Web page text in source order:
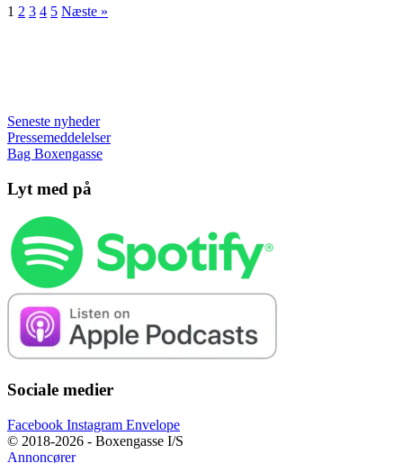
1 2 3 4 5 Næste »
Seneste nyheder
Pressemeddelelser
Bag Boxengasse
Lyt med på
Sociale medier
Facebook Instagram Envelope
© 2018-2026 - Boxengasse I/S
Annoncører